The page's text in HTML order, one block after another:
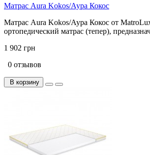
Матрас Aura Kokos/Аура Кокос
Матрас Aura Kokos/Аура Кокос от
ортопедический матрас (тепер),
1 902 грн
0 отзывов
В корзину